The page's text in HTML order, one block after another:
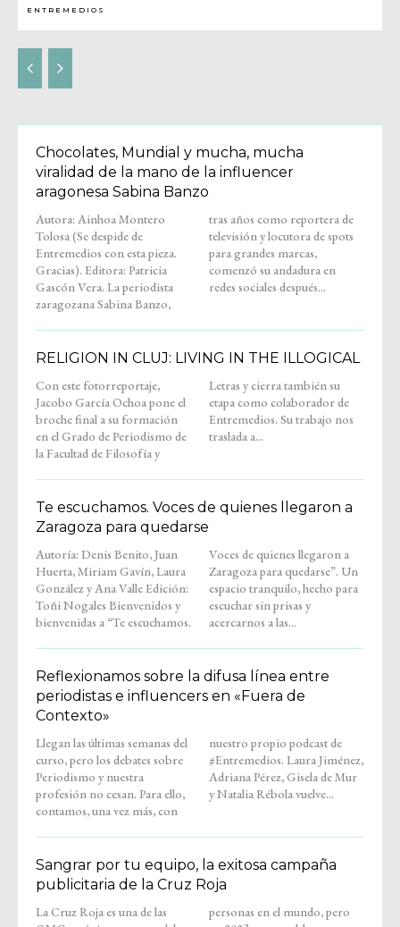
ENTREMEDIOS
Chocolates, Mundial y mucha, mucha
viralidad de la mano de la influencer
aragonesa Sabina Banzo
Autora: Ainhoa Montero
Tolosa (Se despide de
Entremedios con esta pieza.
Gracias). Editora: Patricia
Gascón Vera. La periodista
zaragozana Sabina Banzo,
tras años como reportera de
televisión y locutora de spots
para grandes marcas,
comenzó su andadura en
redes sociales después...
RELIGION IN CLUJ: LIVING IN THE ILLOGICAL
Con este fotorreportaje,
Jacobo García Ochoa pone el
broche final a su formación
en el Grado de Periodismo de
la Facultad de Filosofía y
Letras y cierra también su
etapa como colaborador de
Entremedios. Su trabajo nos
traslada a...
Te escuchamos. Voces de quienes llegaron a
Zaragoza para quedarse
Autoría: Denis Benito, Juan
Huerta, Miriam Gavín, Laura
González y Ana Valle Edición:
Toñi Nogales Bienvenidos y
bienvenidas a “Te escuchamos.
Voces de quienes llegaron a
Zaragoza para quedarse”. Un
espacio tranquilo, hecho para
escuchar sin prisas y
acercarnos a las...
Reflexionamos sobre la difusa línea entre
periodistas e influencers en «Fuera de
Contexto»
Llegan las últimas semanas del
curso, pero los debates sobre
Periodismo y nuestra
profesión no cesan. Para ello,
contamos, una vez más, con
nuestro propio podcast de
#Entremedios. Laura Jiménez,
Adriana Pérez, Gisela de Mur
y Natalia Rébola vuelve...
Sangrar por tu equipo, la exitosa campaña
publicitaria de la Cruz Roja
La Cruz Roja es una de las
personas en el mundo, pero